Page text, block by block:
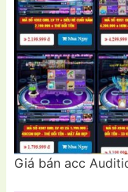
Giá bán acc